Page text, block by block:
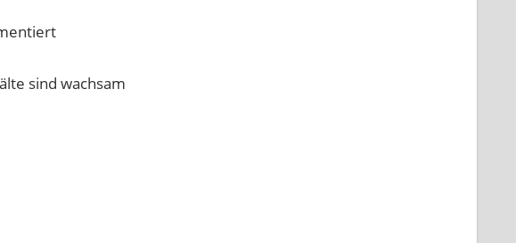
sind wachsam